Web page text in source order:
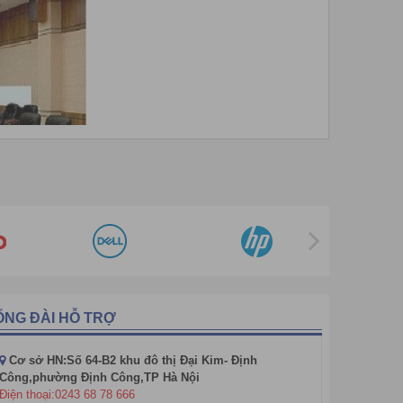
ĐÀI HỖ TRỢ
Cơ sở HN:Số 64-B2 khu đô thị Đại Kim- Định
Công,phường Định Công,TP Hà Nội
Điện thoại:0243 68 78 666